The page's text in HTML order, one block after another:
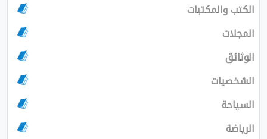
الكتب والمكتبات
المجلات
الوثائق
الشخصيات
السياحة
الرياضة